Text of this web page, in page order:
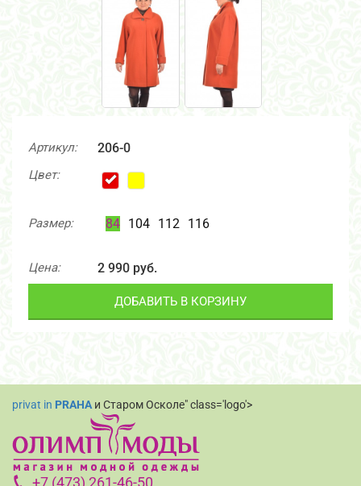
Артикул: 206-0
Цвет:
Размер: 84 104 112 116
Цена: 2 990 руб.
ДОБАВИТЬ В КОРЗИНУ
privat in PRAHA и Старом Осколе" class='logo'>
+7 (473) 261-46-50